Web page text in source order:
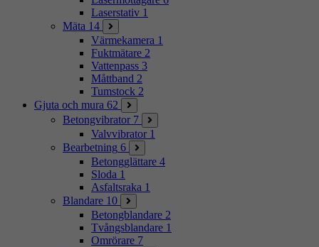
Laserstativ 1
Mäta 14
Värmekamera 1
Fuktmätare 2
Vattenpass 3
Måttband 2
Tumstock 2
Gjuta och mura 62
Betongvibrator 7
Valvvibrator 1
Bearbetning 6
Betongglättare 4
Sloda 1
Asfaltsraka 1
Blandare 10
Betongblandare 2
Tvångsblandare 1
Omrörare 7